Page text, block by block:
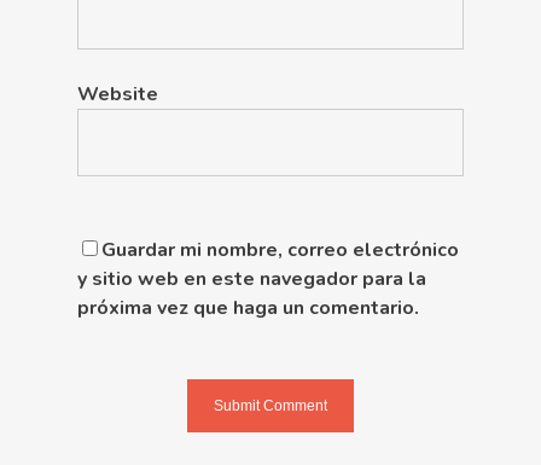
Website
Guardar mi nombre, correo electrónico
y sitio web en este navegador para la
próxima vez que haga un comentario.